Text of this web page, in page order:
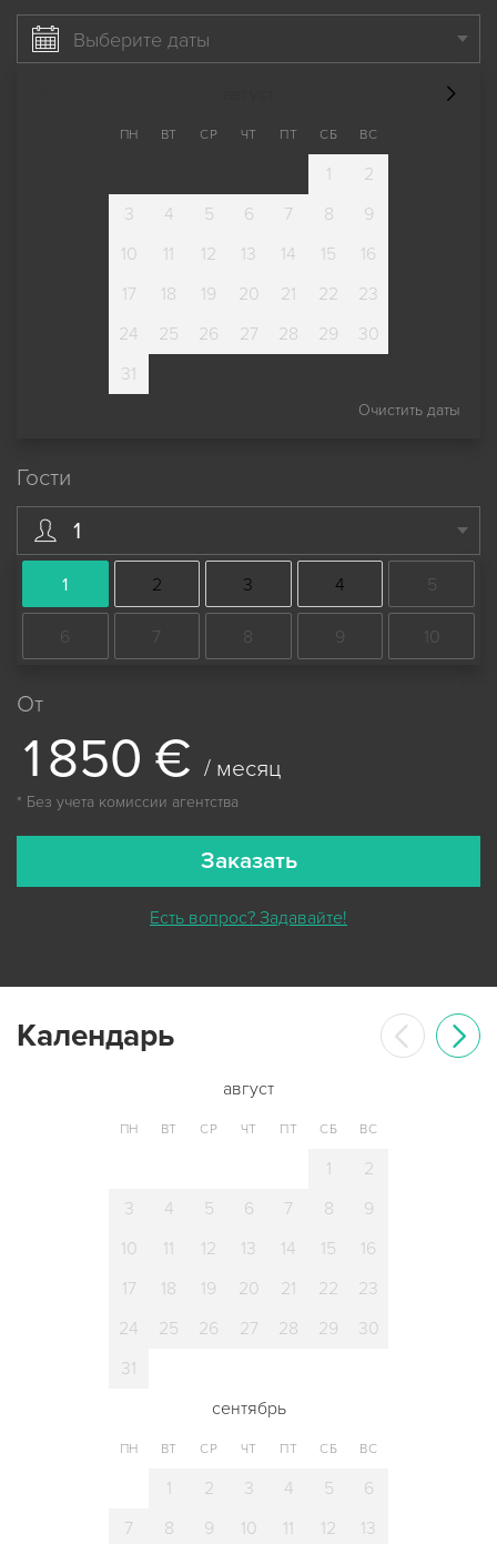
Выберите даты
ПН ВТ СР ЧТ ПТ СБ ВС
1
2
3
4 5 6 7 8
9
10
11 12 13 14 15
16
17
18 19 20 21 22
23
24
25 26 27 28 29
30
31
Очистить даты
Гости
1
1 2 3 4 5
6 7 8 9 10
От
1850 € / месяц
* Без учета комиссии агентства
Заказать
Есть вопрос? Задавайте!
Календарь
август
ПН ВТ СР ЧТ ПТ СБ ВС
1
2
3
4 5 6 7 8
9
10
11 12 13 14 15
16
17
18 19 20 21 22
23
24
25 26 27 28 29
30
31
сентябрь
ПН ВТ СР ЧТ ПТ СБ ВС
1 2 3 4 5
6
7
8 9 10 11 12 13